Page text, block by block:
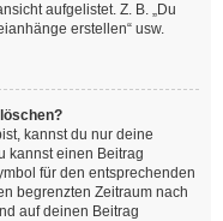
aufgelistet. Z. B. „Du
erstellen“ usw.
kannst du nur deine
kannst einen Beitrag
für den entsprechenden
begrenzten Zeitraum nach
auf deinen Beitrag